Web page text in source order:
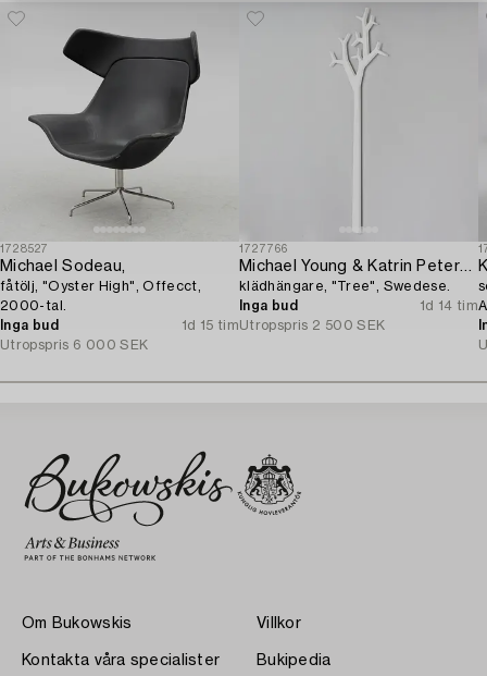
1728527
Michael Sodeau,
fåtölj, "Oyster High", Offecct,
2000-tal.
Inga bud
1d 15 tim
Utropspris 6 000 SEK
1727766
Michael Young & Katrin Petersdottir,
klädhängare, "Tree", Swedese.
Inga bud
1d 14 tim
Utropspris 2 500 SEK
Om Bukowskis
Kontakta våra specialister
Villkor
Bukipedia